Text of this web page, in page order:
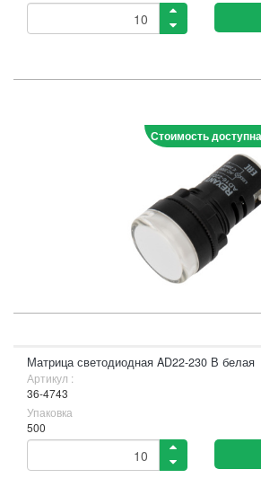
Стоимость
Матрица светодиодная AD22-230 В белая
Артикул :
36-4743
Упаковка
500